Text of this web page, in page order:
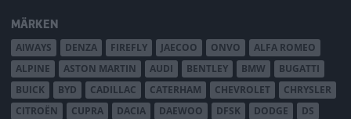
MÄRKEN
AIWAYS DENZA FIREFLY JAECOO ONVO
ALFA ROMEO
ALPINE
ASTON MARTIN AUDI BENTLEY BMW
BUGATTI
BUICK
BYD CADILLAC CATERHAM CHEVROLET
CHRYSLER
CITROËN
CUPRA DACIA DAEWOO DFSK DODGE
DS